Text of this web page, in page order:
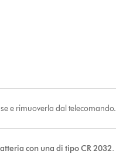
e rimuoverla dal telecomando.
con una di tipo CR 2032.